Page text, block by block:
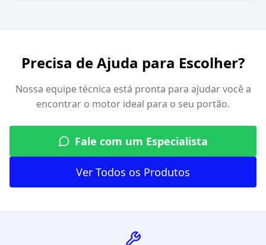
Precisa de Ajuda para Escolher?
Nossa equipe técnica está pronta para ajudar você a
encontrar o motor ideal para o seu portão.
Fale com um Especialista
Ver Todos os Produtos